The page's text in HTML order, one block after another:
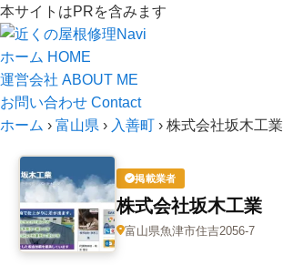
本サイトはPRを含みます
ホーム HOME
運営会社 ABOUT ME
お問い合わせ Contact
ホーム › 富山県 › 入善町 › 株式会社坂木工業
掲載業者
株式会社坂木工業
富山県魚津市住吉2056-7